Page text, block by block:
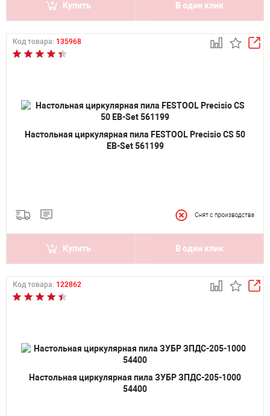
Купить В один клик
Код товара: 135968
Настольная циркулярная пила FESTOOL Precisio CS 50
EB-Set 561199
Купить В один клик
Код товара: 122862
Настольная циркулярная пила ЗУБР ЗПДС-205-1000
54400